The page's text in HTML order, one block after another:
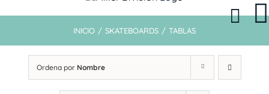
INICIO / SKATEBOARDS / TABLAS
Ordena por Nombre